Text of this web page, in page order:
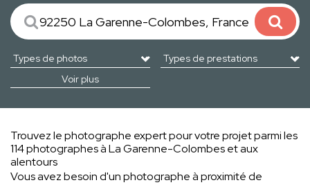
Voir plus
Trouvez le photographe expert pour votre projet parmi les
114 photographes à La Garenne-Colombes et aux
alentours
Vous avez besoin d'un photographe à proximité de